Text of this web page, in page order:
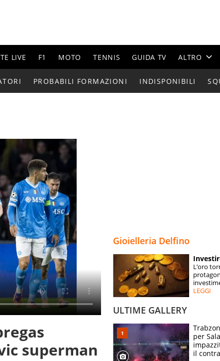
LIVE F1 MOTO TENNIS GUIDA TV ALTRO
ESPERTI
CONTATTI
PROBABILI FORMAZIONI INDISPONIBILI
superman
Gioielleria Delfino
L’oro
LEGGI
ULTIME GALLERY
per
il